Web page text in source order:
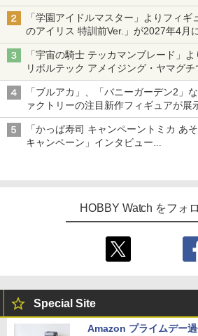
チューバ、テナサクなど5種各3色
「学園アイドルマスター」よりフィギ
のアイリス 特訓前Ver.」が2027年4月
「宇宙の騎士 テッカマンブレード」
リボルテック アメイジング・ヤマグ
「ブルアカ」、「バニーガーデン2」
ァクトリーの注目新作フィギュアが展
示会】
「かっぱ寿司 キャンペーントミカ あ
キャンペーン」インタビュー
HOBBY Watch をフォ
Special Site
Amazon プライムデー